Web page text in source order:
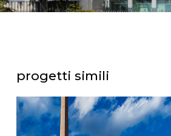
progetti simili